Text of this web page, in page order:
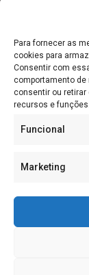
Para fornecer as
cookies para
Consentir com
comportamento de
consentir ou
recursos e funções.
Funcional
Marketing
Agenda
VEJA
Município
LEGAL